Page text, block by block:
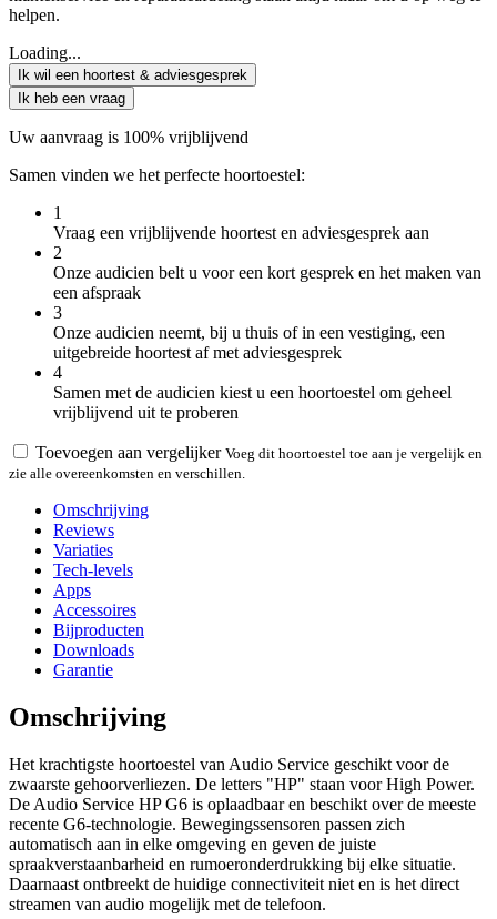
helpen.
Loading...
Ik wil een hoortest & adviesgesprek
Ik heb een vraag
Uw aanvraag is 100% vrijblijvend
Samen vinden we het perfecte hoortoestel:
1
Vraag een vrijblijvende hoortest en adviesgesprek aan
2
Onze audicien belt u voor een kort gesprek en het maken van
een afspraak
3
Onze audicien neemt, bij u thuis of in een vestiging, een
uitgebreide hoortest af met adviesgesprek
4
Samen met de audicien kiest u een hoortoestel om geheel
vrijblijvend uit te proberen
Toevoegen aan vergelijker Voeg dit hoortoestel toe aan je vergelijk en
zie alle overeenkomsten en verschillen.
Omschrijving
Reviews
Variaties
Tech-levels
Apps
Accessoires
Bijproducten
Downloads
Garantie
Omschrijving
Het krachtigste hoortoestel van Audio Service geschikt voor de
zwaarste gehoorverliezen. De letters "HP" staan voor High Power.
De Audio Service HP G6 is oplaadbaar en beschikt over de meeste
recente G6-technologie. Bewegingssensoren passen zich
automatisch aan in elke omgeving en geven de juiste
spraakverstaanbarheid en rumoeronderdrukking bij elke situatie.
Daarnaast ontbreekt de huidige connectiviteit niet en is het direct
streamen van audio mogelijk met de telefoon.